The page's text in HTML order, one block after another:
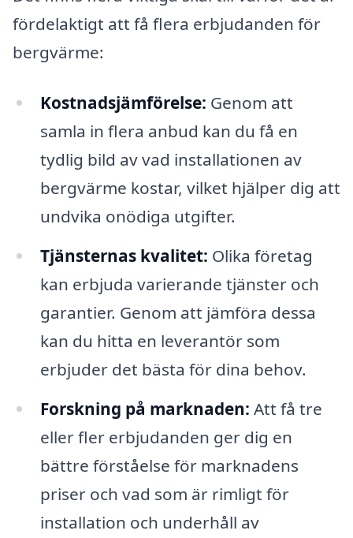
fördelaktigt att få flera erbjudanden för
bergvärme:
Kostnadsjämförelse: Genom att
samla in flera anbud kan du få en
tydlig bild av vad installationen av
bergvärme kostar, vilket hjälper dig att
undvika onödiga utgifter.
Tjänsternas kvalitet: Olika företag
kan erbjuda varierande tjänster och
garantier. Genom att jämföra dessa
kan du hitta en leverantör som
erbjuder det bästa för dina behov.
Forskning på marknaden: Att få tre
eller fler erbjudanden ger dig en
bättre förståelse för marknadens
priser och vad som är rimligt för
installation och underhåll av